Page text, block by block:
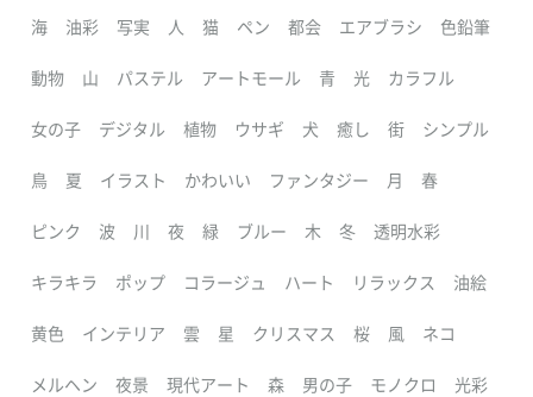
海 油彩 写実 人 猫 ペン 都会 エアブラシ 色鉛筆
動物 山 パステル アートモール 青 光 カラフル
女の子 デジタル 植物 ウサギ 犬 癒し 街 シンプル
鳥 夏 イラスト かわいい ファンタジー 月 春
ピンク 波 川 夜 緑 ブルー 木 冬 透明水彩
キラキラ ポップ コラージュ ハート リラックス 油絵
黄色 インテリア 雲 星 クリスマス 桜 風 ネコ
メルヘン 夜景 現代アート 森 男の子 モノクロ 光彩